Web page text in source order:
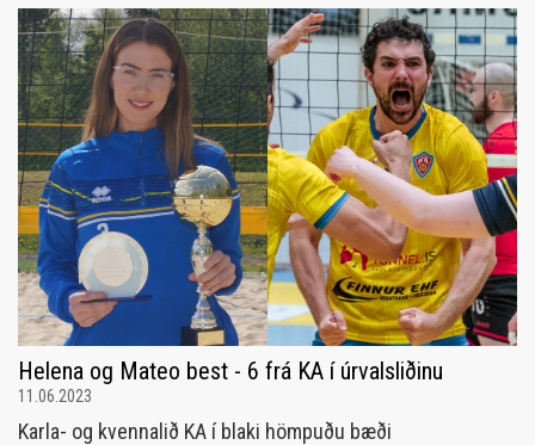
Helena og Mateo best - 6 frá KA í úrvalsliðinu
11.06.2023
Karla- og kvennalið KA í blaki hömpuðu bæði